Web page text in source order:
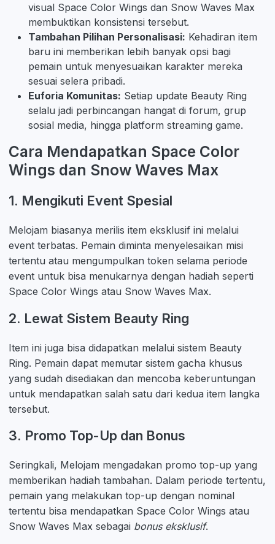
visual Space Color Wings dan Snow Waves Max
membuktikan konsistensi tersebut.
Tambahan Pilihan Personalisasi: Kehadiran item
baru ini memberikan lebih banyak opsi bagi
pemain untuk menyesuaikan karakter mereka
sesuai selera pribadi.
Euforia Komunitas: Setiap update Beauty Ring
selalu jadi perbincangan hangat di forum, grup
sosial media, hingga platform streaming game.
Cara Mendapatkan Space Color
Wings dan Snow Waves Max
1. Mengikuti Event Spesial
Melojam biasanya merilis item eksklusif ini melalui
event terbatas. Pemain diminta menyelesaikan misi
tertentu atau mengumpulkan token selama periode
event untuk bisa menukarnya dengan hadiah seperti
Space Color Wings atau Snow Waves Max.
2. Lewat Sistem Beauty Ring
Item ini juga bisa didapatkan melalui sistem Beauty
Ring. Pemain dapat memutar sistem gacha khusus
yang sudah disediakan dan mencoba keberuntungan
untuk mendapatkan salah satu dari kedua item langka
tersebut.
3. Promo Top-Up dan Bonus
Seringkali, Melojam mengadakan promo top-up yang
memberikan hadiah tambahan. Dalam periode tertentu,
pemain yang melakukan top-up dengan nominal
tertentu bisa mendapatkan Space Color Wings atau
Snow Waves Max sebagai bonus eksklusif.